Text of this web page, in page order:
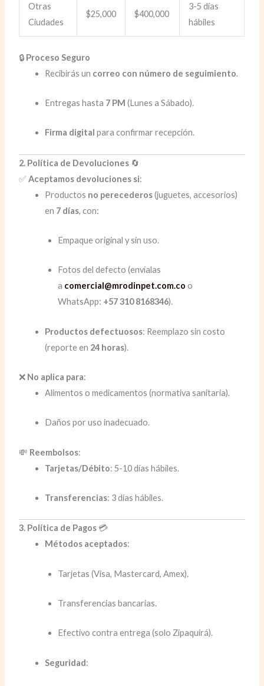
Otras
Ciudades
$25,000 $400,000
3-5 días
hábiles
🔒 Proceso Seguro
Recibirás un correo con número de seguimiento.
Entregas hasta 7 PM (Lunes a Sábado).
Firma digital para confirmar recepción.
2. Política de Devoluciones 🔄
✅Aceptamos devoluciones si:
Productos no perecederos(juguetes, accesorios)
en 7 días, con:
Empaque original y sin uso.
Fotos del defecto (envíalas
a comercial@mrodinpet.com.co o
WhatsApp: +57 310 8168346).
Productos defectuosos: Reemplazo sin costo
(reporte en 24 horas).
❌ No aplica para:
Alimentos o medicamentos (normativa sanitaria).
Daños por uso inadecuado.
💸 Reembolsos:
Tarjetas/Débito: 5-10 días hábiles.
Transferencias: 3 días hábiles.
3. Política de Pagos 💳
Métodos aceptados:
Tarjetas (Visa, Mastercard, Amex).
Transferencias bancarias.
Efectivo contra entrega (solo Zipaquirá).
Seguridad: